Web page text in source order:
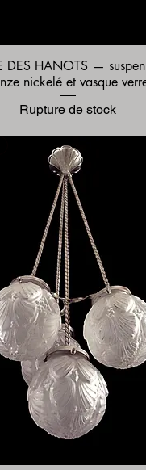
Aperçu rapide
DES HANOTS —
nickelé et vasque
Rupture de stock